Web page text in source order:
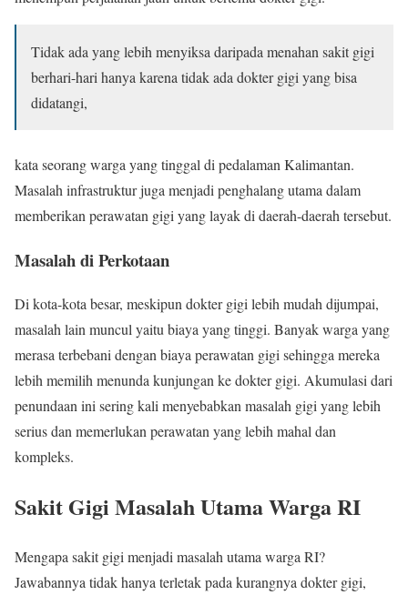
Tidak ada yang lebih menyiksa daripada menahan sakit gigi
berhari-hari hanya karena tidak ada dokter gigi yang bisa
didatangi,
kata seorang warga yang tinggal di pedalaman Kalimantan.
Masalah infrastruktur juga menjadi penghalang utama dalam
memberikan perawatan gigi yang layak di daerah-daerah tersebut.
Masalah di Perkotaan
Di kota-kota besar, meskipun dokter gigi lebih mudah dijumpai,
masalah lain muncul yaitu biaya yang tinggi. Banyak warga yang
merasa terbebani dengan biaya perawatan gigi sehingga mereka
lebih memilih menunda kunjungan ke dokter gigi. Akumulasi dari
penundaan ini sering kali menyebabkan masalah gigi yang lebih
serius dan memerlukan perawatan yang lebih mahal dan
kompleks.
Sakit Gigi Masalah Utama Warga RI
Mengapa sakit gigi menjadi masalah utama warga RI?
Jawabannya tidak hanya terletak pada kurangnya dokter gigi,